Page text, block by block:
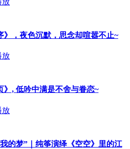
》，夜色沉默，思念却喧嚣不止~
放
》, 低吟中满是不舍与眷恋~
放
的梦”｜纯筝演绎《空空》里的江